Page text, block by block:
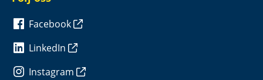
Facebook
LinkedIn
Instagram